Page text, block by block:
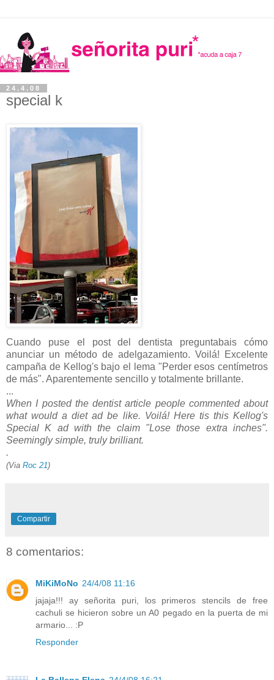
24.4.08
special k
Cuando puse el post del dentista preguntabais cómo
anunciar un método de adelgazamiento. Voilá! Excelente
campaña de Kellog's bajo el lema "Perder esos centímetros
de más". Aparentemente sencillo y totalmente brillante.
...
When I posted the dentist article people commented about
what would a diet ad be like. Voilá! Here tis this Kellog's
Special K ad with the claim "Lose those extra inches".
Seemingly simple, truly brilliant.
.
(Via Roc 21)
Compartir
8 comentarios:
MiKiMoNo 24/4/08 11:16
jajaja!!! ay señorita puri, los primeros stencils de free
cachuli se hicieron sobre un A0 pegado en la puerta de mi
armario... :P
Responder